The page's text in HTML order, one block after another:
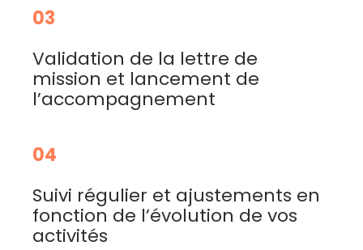
03
Validation de la lettre de
mission et lancement de
l’accompagnement
04
Suivi régulier et ajustements en
fonction de l’évolution de vos
activités